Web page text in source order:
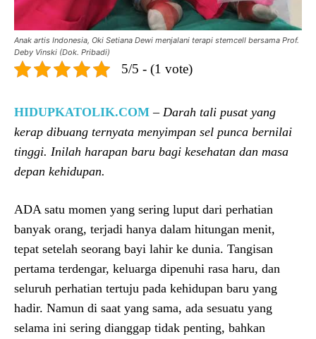
Anak artis Indonesia, Oki Setiana Dewi menjalani terapi stemcell bersama Prof.
Deby Vinski (Dok. Pribadi)
5/5 - (1 vote)
HIDUPKATOLIK.COM – Darah tali pusat yang
kerap dibuang ternyata menyimpan sel punca bernilai
tinggi. Inilah harapan baru bagi kesehatan dan masa
depan kehidupan.
ADA satu momen yang sering luput dari perhatian
banyak orang, terjadi hanya dalam hitungan menit,
tepat setelah seorang bayi lahir ke dunia. Tangisan
pertama terdengar, keluarga dipenuhi rasa haru, dan
seluruh perhatian tertuju pada kehidupan baru yang
hadir. Namun di saat yang sama, ada sesuatu yang
selama ini sering dianggap tidak penting, bahkan